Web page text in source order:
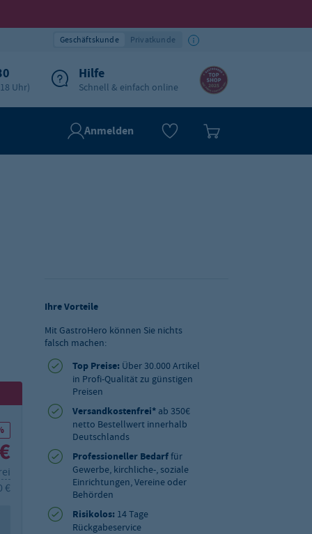
Geschäftskunde Privatkunde
Uhr)
Hilfe
Schnell & einfach online
Anmelden
€
Ihre Vorteile
Mit GastroHero können Sie nichts
falsch machen:
Top Preise: Über 30.000 Artikel
in Profi-Qualität zu günstigen
Preisen
Versandkostenfrei* ab 350€
netto Bestellwert innerhalb
Deutschlands
Professioneller Bedarffür
Gewerbe, kirchliche-, soziale
Einrichtungen, Vereine oder
Behörden
Risikolos: 14 Tage
Rückgabeservice